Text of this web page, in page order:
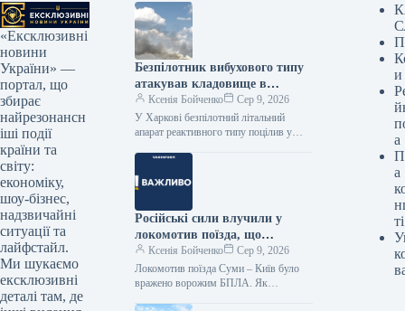
«Ексклюзивні
новини
України» —
портал, що
збирає
найрезонансн
іші події
країни та
світу:
економіку,
шоу-бізнес,
надзвичайні
ситуації та
лайфстайл.
Ми шукаємо
ексклюзивні
деталі там, де
Безпілотник вибухового типу
атакував кладовище в
Харкові.
Ксенія Бойченко
Сер 9, 2026
У Харкові безпілотний літальний
апарат реактивного типу поцілив у
міста. Про це у Телеграмі
поінформував…
Російські сили влучили у
локомотив поїзда, що
прямував із Сум до Києва.
Ксенія Бойченко
Сер 9, 2026
Локомотив поїзда Суми – Київ було
вражено ворожим БПЛА. Як
и
а
а
ті